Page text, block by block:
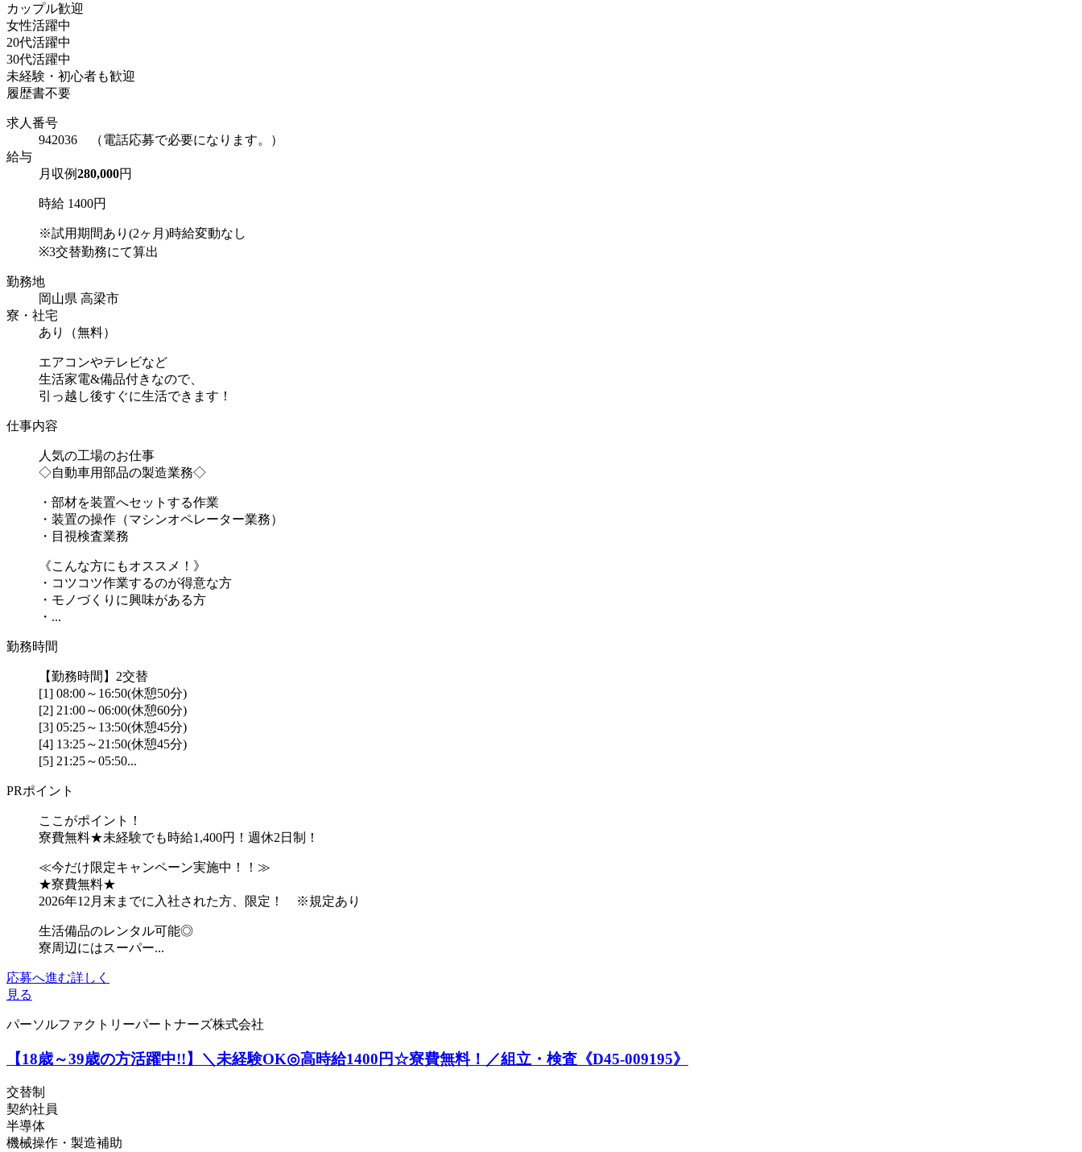
カップル歓迎
女性活躍中
20代活躍中
30代活躍中
未経験・初心者も歓迎
履歴書不要
求人番号
942036 （電話応募で必要になります。）
給与
月収例280,000円
時給 1400円
※試用期間あり(2ヶ月)時給変動なし
※3交替勤務にて算出
勤務地
岡山県 高梁市
寮・社宅
あり（無料）
エアコンやテレビなど
生活家電&備品付きなので、
引っ越し後すぐに生活できます！
仕事内容
人気の工場のお仕事
◇自動車用部品の製造業務◇
・部材を装置へセットする作業
・装置の操作（マシンオペレーター業務）
・目視検査業務
《こんな方にもオススメ！》
・コツコツ作業するのが得意な方
・モノづくりに興味がある方
・...
勤務時間
【勤務時間】2交替
[1] 08:00～16:50(休憩50分)
[2] 21:00～06:00(休憩60分)
[3] 05:25～13:50(休憩45分)
[4] 13:25～21:50(休憩45分)
[5] 21:25～05:50...
PRポイント
ここがポイント！
寮費無料★未経験でも時給1,400円！週休2日制！
≪今だけ限定キャンペーン実施中！！≫
★寮費無料★
2026年12月末までに入社された方、限定！ ※規定あり
生活備品のレンタル可能◎
寮周辺にはスーパー...
応募へ進む詳しく
見る
パーソルファクトリーパートナーズ株式会社
【18歳～39歳の方活躍中!!】＼未経験OK◎高時給1400円☆寮費無料！／組立・検査《D45-009195》
交替制
契約社員
半導体
機械操作・製造補助